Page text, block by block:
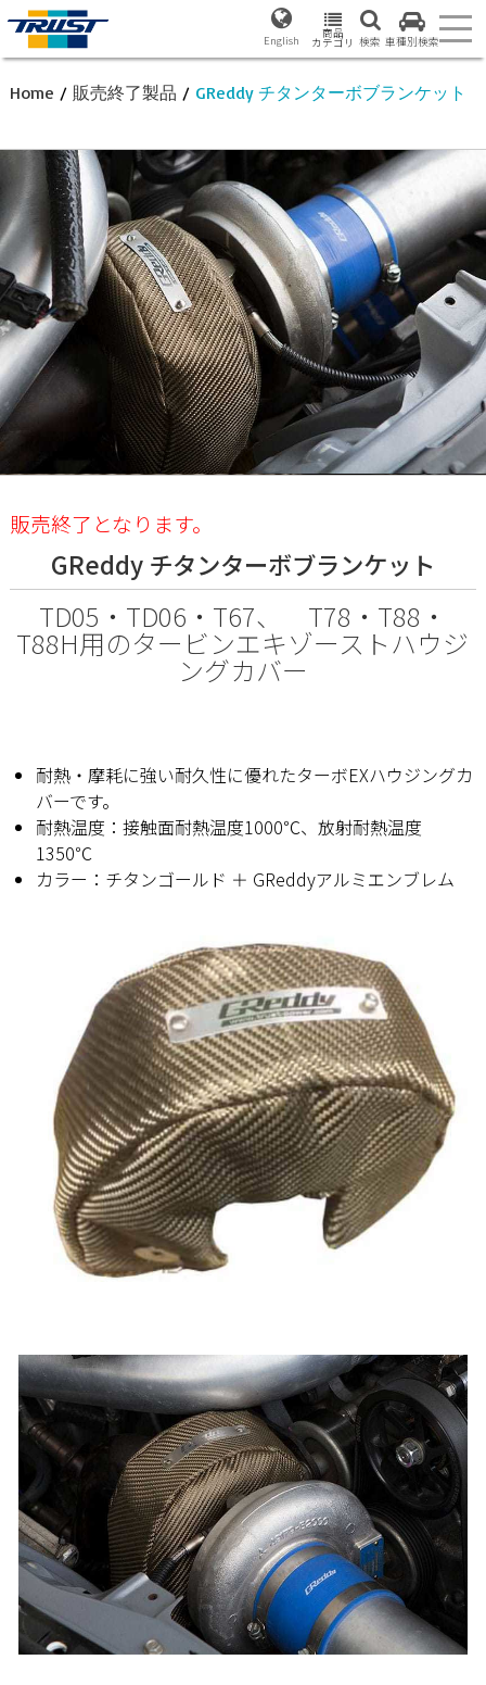
English 商品
カテゴリ 検索 車種別検索
Home / 販売終了製品 / GReddy チタンターボブランケット
販売終了となります。
GReddy チタンターボブランケット
TD05・TD06・T67、 T78・T88・
T88H用のタービンエキゾーストハウジ
ングカバー
耐熱・摩耗に強い耐久性に優れたターボEXハウジングカ
バーです。
耐熱温度：接触面耐熱温度1000℃、放射耐熱温度
1350℃
カラー：チタンゴールド ＋ GReddyアルミエンブレム